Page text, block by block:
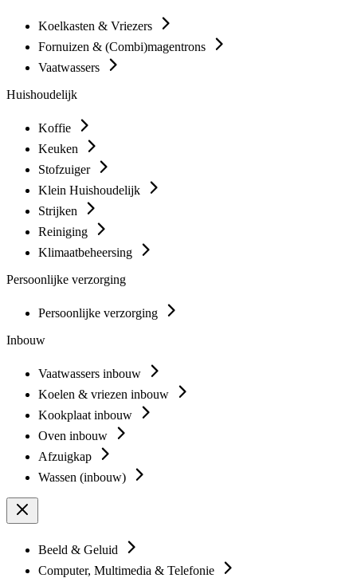
Koelkasten & Vriezers
Fornuizen & (Combi)magentrons
Vaatwassers
Huishoudelijk
Koffie
Keuken
Stofzuiger
Klein Huishoudelijk
Strijken
Reiniging
Klimaatbeheersing
Persoonlijke verzorging
Persoonlijke verzorging
Inbouw
Vaatwassers inbouw
Koelen & vriezen inbouw
Kookplaat inbouw
Oven inbouw
Afzuigkap
Wassen (inbouw)
Beeld & Geluid
Computer, Multimedia & Telefonie